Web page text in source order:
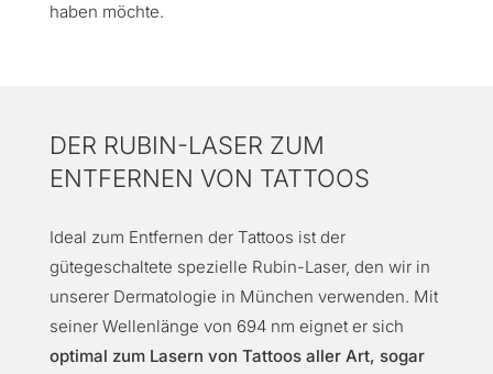
haben möchte.
DER RUBIN-LASER ZUM
ENTFERNEN VON TATTOOS
Ideal zum Entfernen der Tattoos ist der
gütegeschaltete spezielle Rubin-Laser, den wir in
unserer Dermatologie in München verwenden. Mit
seiner Wellenlänge von 694 nm eignet er sich
optimal zum Lasern von Tattoos aller Art, sogar